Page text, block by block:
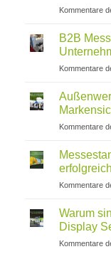
Kommentare
B2B
Kommentare
Kommentare
Kommentare
Warum
Display
Kommentare